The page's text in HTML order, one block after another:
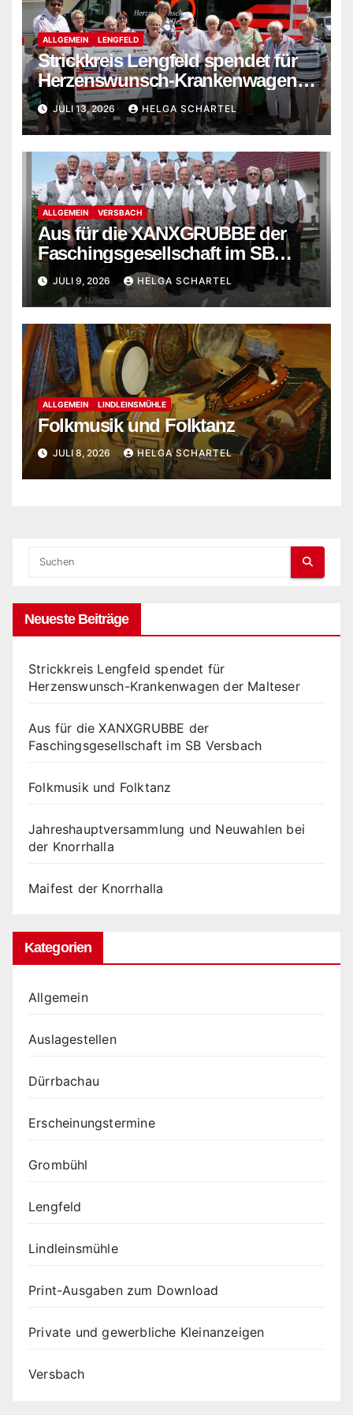
ALLGEMEIN LENGFELD
Strickkreis Lengfeld spendet für
Herzenswunsch-Krankenwagen
der Malteser
JULI 13, 2026 HELGA SCHARTEL
ALLGEMEIN VERSBACH
Aus für die XANXGRUBBE der
Faschingsgesellschaft im SB
Versbach
JULI 9, 2026 HELGA SCHARTEL
ALLGEMEIN LINDLEINSMÜHLE
Folkmusik und Folktanz
JULI 8, 2026 HELGA SCHARTEL
Neueste Beiträge
Strickkreis Lengfeld spendet für
Herzenswunsch-Krankenwagen der Malteser
Aus für die XANXGRUBBE der
Faschingsgesellschaft im SB Versbach
Folkmusik und Folktanz
Jahreshauptversammlung und Neuwahlen bei
der Knorrhalla
Maifest der Knorrhalla
Kategorien
Allgemein
Auslagestellen
Dürrbachau
Erscheinungstermine
Grombühl
Lengfeld
Lindleinsmühle
Print-Ausgaben zum Download
Private und gewerbliche Kleinanzeigen
Versbach